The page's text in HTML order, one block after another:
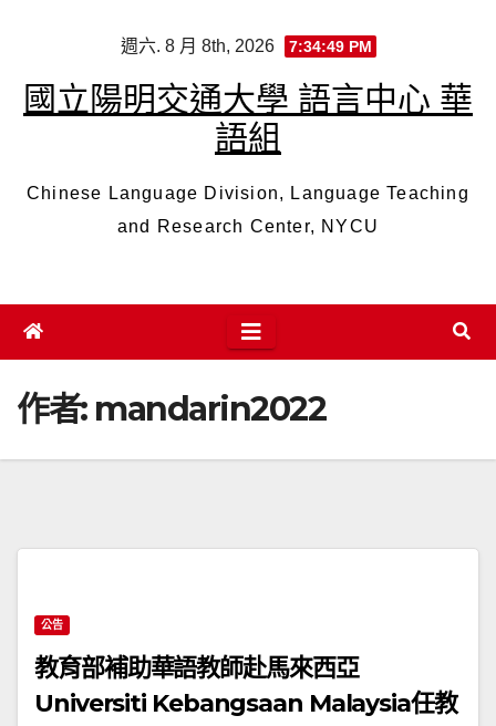
content
週六. 8 月 8th, 2026 7:34:49 PM
國立陽明交通大學 語言中心 華
語組
Chinese Language Division, Language Teaching
and Research Center, NYCU
作者: mandarin2022
公告
教育部補助華語教師赴馬來西亞
Universiti Kebangsaan Malaysia任教